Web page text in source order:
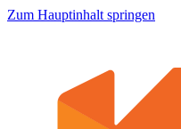
Zum Hauptinhalt springen